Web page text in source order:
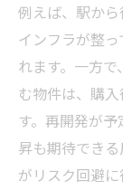
例えば、駅か
インフラが整
れます。一方
む物件は、購
す。再開発が
昇も期待でき
がリスク回避に